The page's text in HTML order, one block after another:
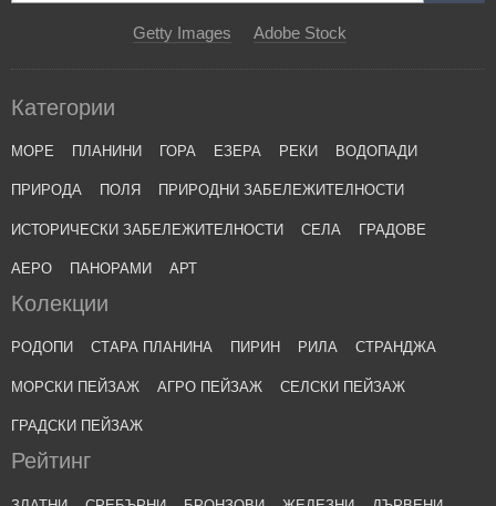
Getty Images Adobe Stock
Категории
МОРЕ ПЛАНИНИ ГОРА ЕЗЕРА РЕКИ ВОДОПАДИ
ПРИРОДА ПОЛЯ ПРИРОДНИ ЗАБЕЛЕЖИТЕЛНОСТИ
ИСТОРИЧЕСКИ ЗАБЕЛЕЖИТЕЛНОСТИ СЕЛА ГРАДОВЕ
АЕРО ПАНОРАМИ АРТ
Колекции
РОДОПИ СТАРА ПЛАНИНА ПИРИН РИЛА СТРАНДЖА
МОРСКИ ПЕЙЗАЖ АГРО ПЕЙЗАЖ СЕЛСКИ ПЕЙЗАЖ
ГРАДСКИ ПЕЙЗАЖ
Рейтинг